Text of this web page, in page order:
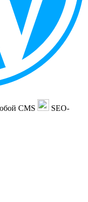
CMS
SEO-